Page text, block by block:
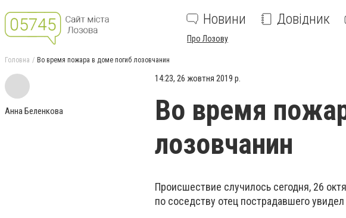
Новини Довідник
Про Лозову
Головна Во время пожара в доме погиб лозовчанин
Анна Беленкова
14:23, 26 жовтня 2019 р.
Во время
лозовчанин
Происшествие случилось сегодня, 26
по соседству отец пострадавшего